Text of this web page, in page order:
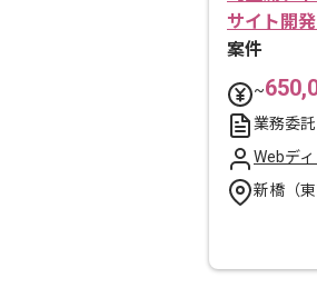
サイト開
案件
~
業務委託
Webデ
新橋（東